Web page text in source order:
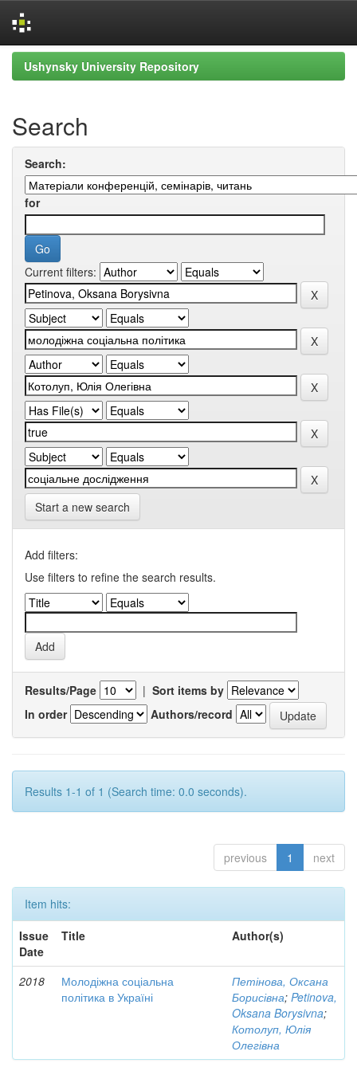
Skip
navigation
Ushynsky University Repository
Search
Search:
for
Current filters:
Start a new search
Add filters:
Use filters to refine the search results.
Results/Page | Sort items by
In order
Authors/record
Results 1-1 of 1 (Search time: 0.0 seconds).
previous 1 next
Item hits:
Issue
Date
Title Author(s)
2018
Молодіжна соціальна
політика в Україні
Петінова, Оксана
Борисівна; Petinova,
Oksana Borysivna;
Котолуп, Юлія
Олегівна